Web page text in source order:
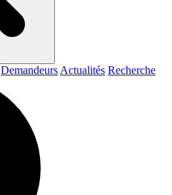
Demandeurs Actualités Recherche